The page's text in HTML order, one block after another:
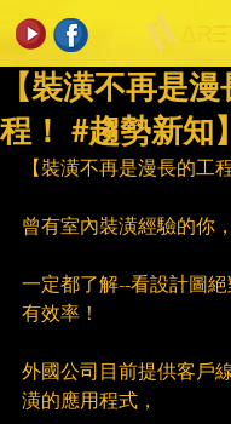
【裝潢不再是
程！ #趨勢新知】
【裝潢不再是漫長的工
曾有室內裝潢經驗的你，
一定都了解--看設計圖
有效率！
外國公司目前提供客戶
潢的應用程式，